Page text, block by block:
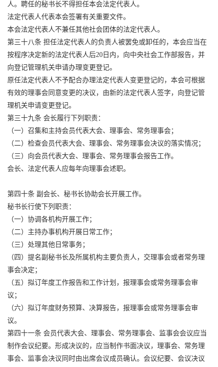
人。聘任的秘书长不得担任本会法定代表人。
法定代表人代表本会签署有关重要文件。
本会法定代表人不兼任其他社会团体的法定代表人。
第三十八条 担任法定代表人的负责人被罢免或卸任的，本会应当在
按程序决定新的法定代表人后20日内，向中央社会工作部报告，并
向登记管理机关申请办理变更登记。
原任法定代表人不予配合办理法定代表人变更登记的，本会可根据
有效的理事会同意变更的决议，由新的法定代表人签字，向登记管
理机关申请变更登记。
第三十九条 会长履行下列职责：
（一）召集和主持会员代表大会、理事会、常务理事会；
（二）检查会员代表大会、理事会、常务理事会决议的落实情况；
（三）向会员代表大会、理事会、常务理事会报告工作。
会长、法定代表人应每年向理事会述职。
第四十条 副会长、秘书长协助会长开展工作。
秘书长行使下列职责：
（一）协调各机构开展工作；
（二）主持办事机构开展日常工作；
（三）处理其他日常事务；
（四）提名副秘书长及所属机构主要负责人，交理事会或者常务理
事会决定；
（五）拟订年度工作报告和工作计划，报理事会或常务理事会审
议；
（六）拟订年度财务预算、决算报告，报理事会或常务理事会审
议。
第四十一条 会员代表大会、理事会、常务理事会、监事会会议应当
制作会议纪要。形成决议的，应当制作书面决议，理事会、常务理
事会、监事会决议同时由出席会议成员确认。会议纪要、会议决议